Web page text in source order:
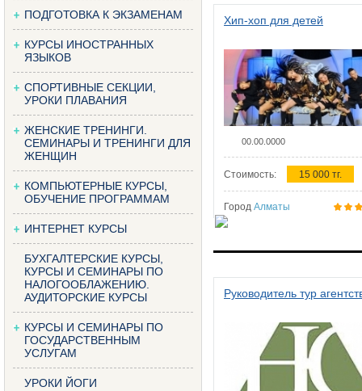
ПОДГОТОВКА К ЭКЗАМЕНАМ
КУРСЫ ИНОСТРАННЫХ
ЯЗЫКОВ
СПОРТИВНЫЕ СЕКЦИИ,
УРОКИ ПЛАВАНИЯ
ЖЕНСКИЕ ТРЕНИНГИ.
СЕМИНАРЫ И ТРЕНИНГИ ДЛЯ
ЖЕНЩИН
КОМПЬЮТЕРНЫЕ КУРСЫ,
ОБУЧЕНИЕ ПРОГРАММАМ
ИНТЕРНЕТ КУРСЫ
БУХГАЛТЕРСКИЕ КУРСЫ,
КУРСЫ И СЕМИНАРЫ ПО
НАЛОГООБЛАЖЕНИЮ.
АУДИТОРСКИЕ КУРСЫ
КУРСЫ И СЕМИНАРЫ ПО
ГОСУДАРСТВЕННЫМ
УСЛУГАМ
УРОКИ ЙОГИ
Хип-хоп для детей
00.00.0000
Стоимость: 15 000 тг.
Город Алматы
Руководитель тур